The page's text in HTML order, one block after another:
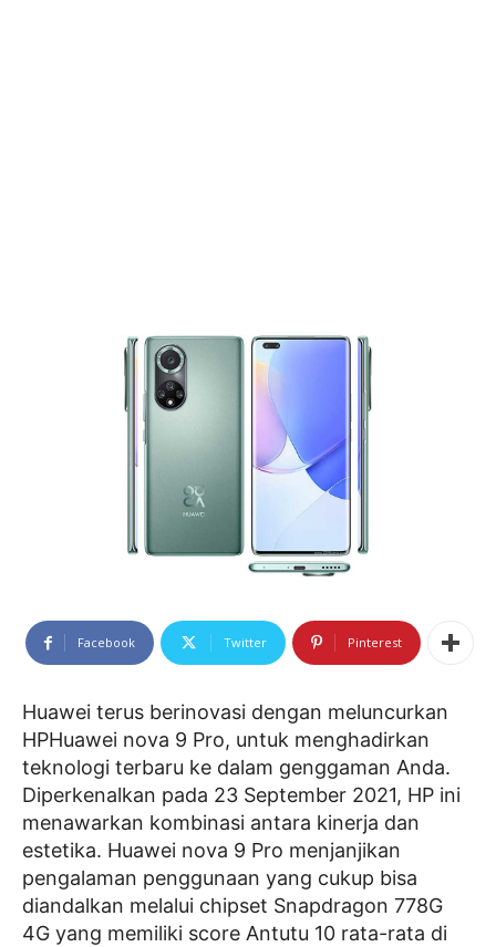
Facebook Twitter Pinterest
Huawei terus berinovasi dengan meluncurkan
HPHuawei nova 9 Pro, untuk menghadirkan
teknologi terbaru ke dalam genggaman Anda.
Diperkenalkan pada 23 September 2021, HP ini
menawarkan kombinasi antara kinerja dan
estetika. Huawei nova 9 Pro menjanjikan
pengalaman penggunaan yang cukup bisa
diandalkan melalui chipset Snapdragon 778G
4G yang memiliki score Antutu 10 rata-rata di